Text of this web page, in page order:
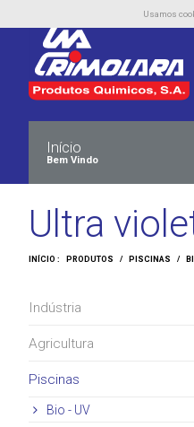
Usamos
Início
Bem Vindo
Ultra
INÍCIO : PRODUTOS / PISCINAS /
Indústria
Agricultura
Piscinas
Bio - UV